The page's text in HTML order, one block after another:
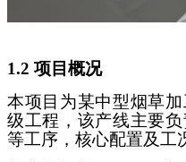
1.2 项目概况
本项目为某中型烟草
级工程，该产线主要
等工序，核心配置及工